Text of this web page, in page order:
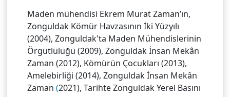
Maden mühendisi Ekrem Murat Zaman’ın,
Zonguldak Kömür Havzasının İki Yüzyılı
(2004), Zonguldak'ta Maden Mühendislerinin
Örgütlülüğü (2009), Zonguldak İnsan Mekân
Zaman (2012), Kömürün Çocukları (2013),
Amelebirliği (2014), Zonguldak İnsan Mekân
Zaman (2021), Tarihte Zonguldak Yerel Basını